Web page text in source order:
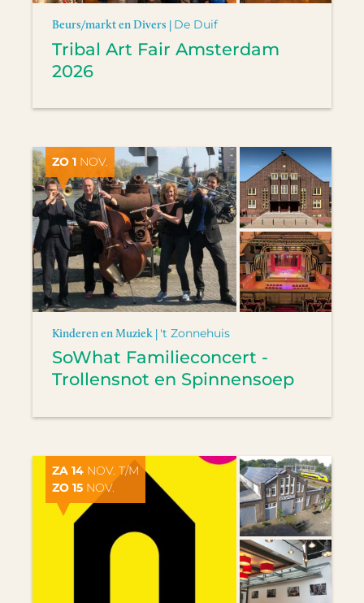
Beurs/markt en Divers | De Duif
Tribal Art Fair Amsterdam
2026
ZO 1 NOV.
Kinderen en Muziek | 't Zonnehuis
SoWhat Familieconcert -
Trollensnot en Spinnensoep
ZA 14 NOV. T/M
ZO 15 NOV.